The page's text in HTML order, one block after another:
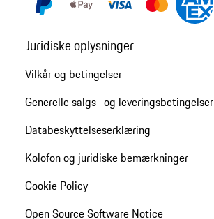
Juridiske oplysninger
Vilkår og betingelser
Generelle salgs- og leveringsbetingelser
Databeskyttelseserklæring
Kolofon og juridiske bemærkninger
Cookie Policy
Open Source Software Notice